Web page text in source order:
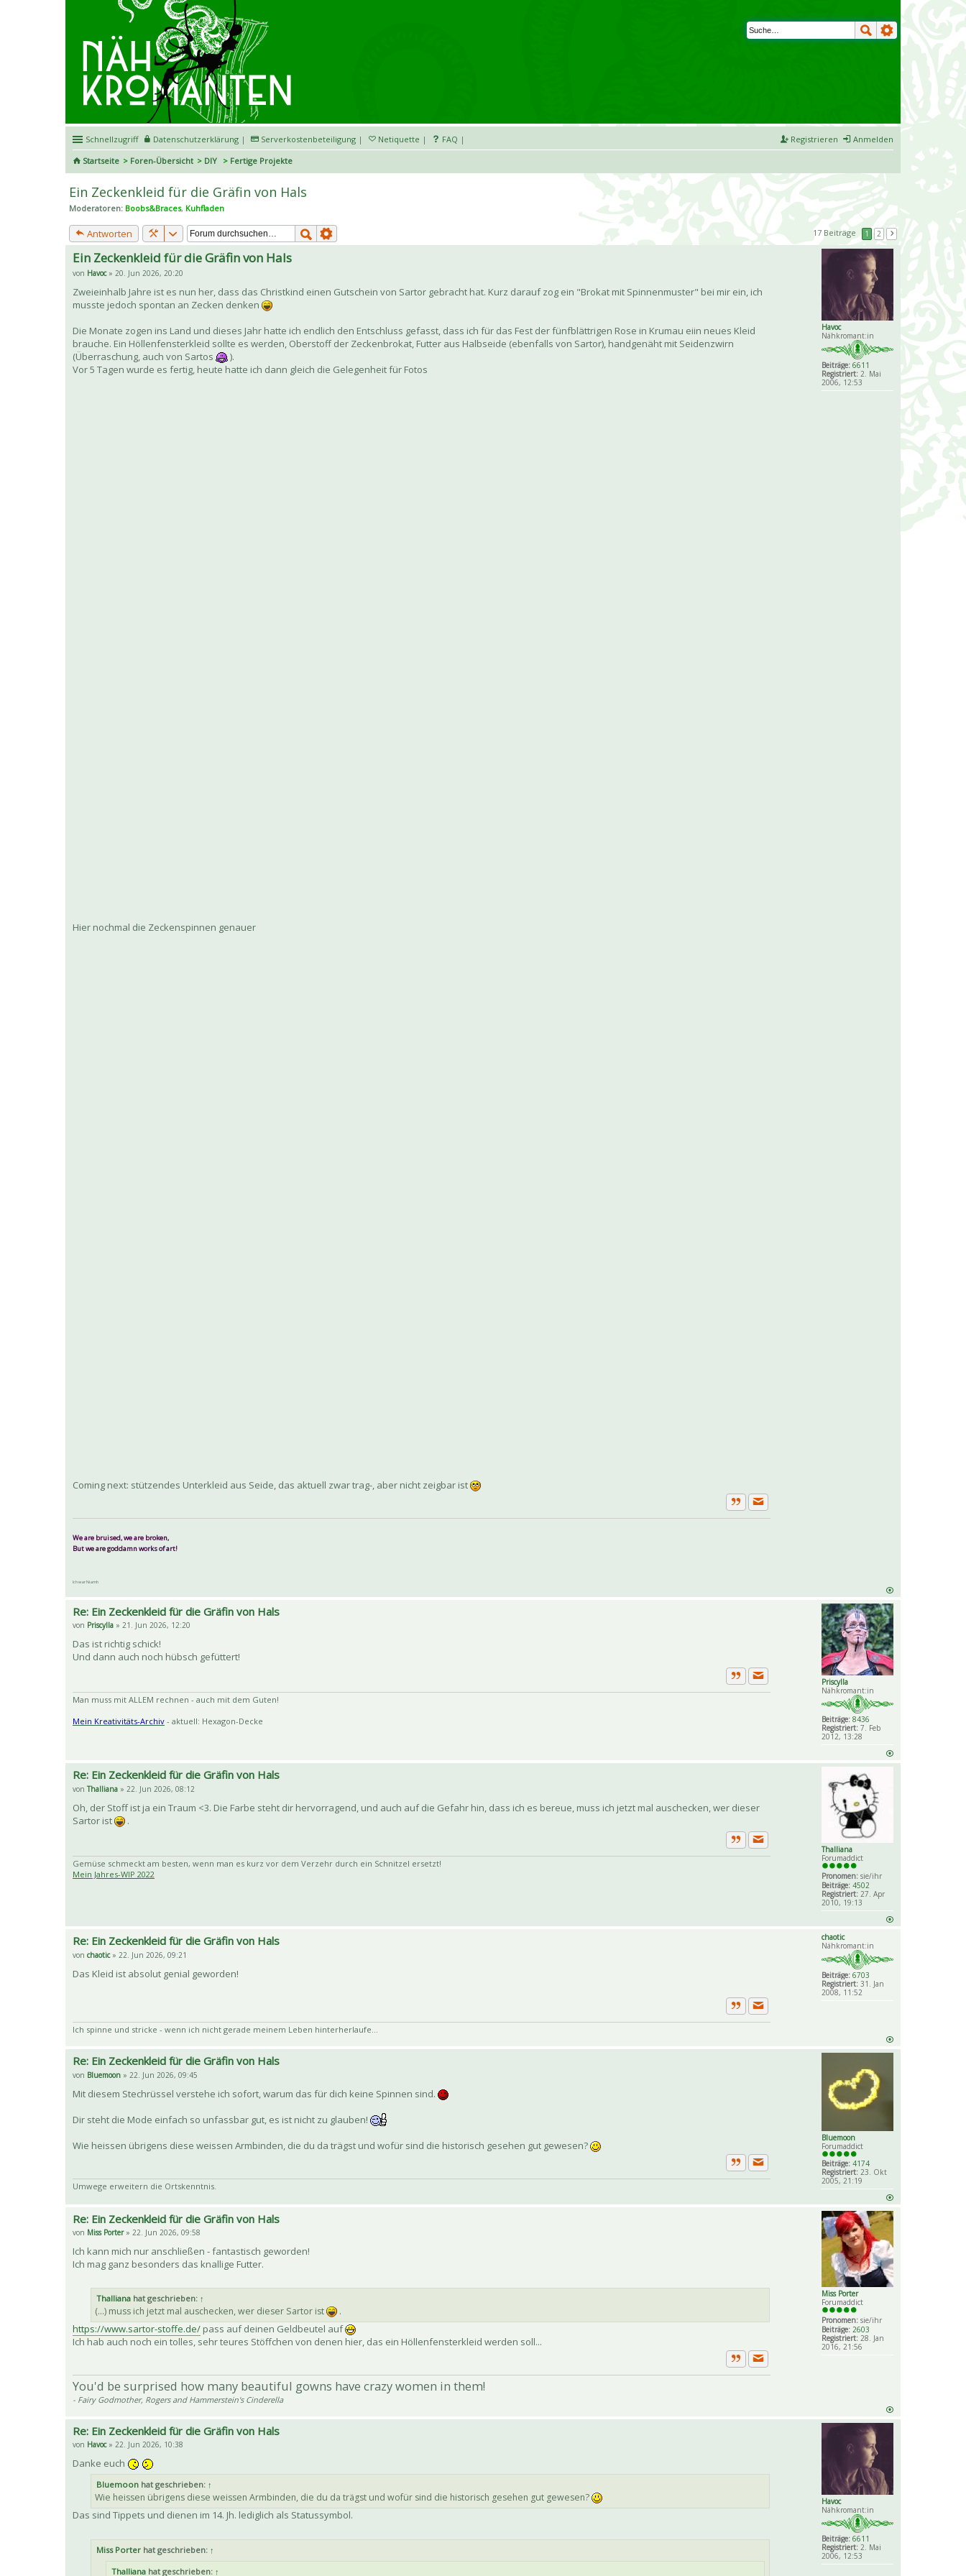
Schnellzugriff Datenschutzerklärung | Serverkostenbeteiligung | Netiquette | FAQ | Anmelden
Registrieren
Startseite
Foren-Übersicht DIY Fertige Projekte
Ein Zeckenkleid für die Gräfin von Hals
Moderatoren: Boobs&Braces, Kuhfladen
Antworten 17 Beiträge 1 2
Havoc
Nähkromant:in
Beiträge: 6611
Registriert: 2. Mai
2006, 12:53
Ein Zeckenkleid für die Gräfin von Hals
von Havoc» 20. Jun 2026, 20:20
Zweieinhalb Jahre ist es nun her, dass das Christkind einen Gutschein von Sartor gebracht hat. Kurz darauf zog ein "Brokat mit Spinnenmuster" bei mir ein, ich
musste jedoch spontan an Zecken denken
Die Monate zogen ins Land und dieses Jahr hatte ich endlich den Entschluss gefasst, dass ich für das Fest der fünfblättrigen Rose in Krumau eiin neues Kleid
brauche. Ein Höllenfensterkleid sollte es werden, Oberstoff der Zeckenbrokat, Futter aus Halbseide (ebenfalls von Sartor), handgenäht mit Seidenzwirn
(Überraschung, auch von Sartos
).
Vor 5 Tagen wurde es fertig, heute hatte ich dann gleich die Gelegenheit für Fotos
Hier nochmal die Zeckenspinnen genauer
Coming next: stützendes Unterkleid aus Seide, das aktuell zwar trag-, aber nicht zeigbar ist
ZitatPrivate Nachricht senden
We are bruised, we are broken,
But we are goddamn works of art!
Ich war Niamh
Priscylla
Nähkromant:in
Beiträge: 8436
Registriert: 7. Feb
2012, 13:28
Re: Ein Zeckenkleid für die Gräfin von Hals
von Priscylla » 21. Jun 2026, 12:20
Das ist richtig schick!
Und dann auch noch hübsch gefüttert!
ZitatPrivate Nachricht senden
Man muss mit ALLEM rechnen - auch mit dem Guten!
Mein Kreativitäts-Archiv - aktuell: Hexagon-Decke
Thalliana
Forumaddict
Pronomen: sie/ihr
Beiträge: 4502
Registriert: 27. Apr
2010, 19:13
Re: Ein Zeckenkleid für die Gräfin von Hals
von Thalliana » 22. Jun 2026, 08:12
Oh, der Stoff ist ja ein Traum <3. Die Farbe steht dir hervorragend, und auch auf die Gefahr hin, dass ich es bereue, muss ich jetzt mal auschecken, wer dieser
Sartor ist
.
ZitatPrivate Nachricht senden
Gemüse schmeckt am besten, wenn man es kurz vor dem Verzehr durch ein Schnitzel ersetzt!
Mein Jahres-WIP 2022
chaotic
Nähkromant:in
Beiträge: 6703
Registriert: 31. Jan
2008, 11:52
Re: Ein Zeckenkleid für die Gräfin von Hals
von chaotic» 22. Jun 2026, 09:21
Das Kleid ist absolut genial geworden!
ZitatPrivate Nachricht senden
Ich spinne und stricke - wenn ich nicht gerade meinem Leben hinterherlaufe...
Bluemoon
Forumaddict
Beiträge: 4174
Registriert: 23. Okt
2005, 21:19
Re: Ein Zeckenkleid für die Gräfin von Hals
von Bluemoon » 22. Jun 2026, 09:45
Mit diesem Stechrüssel verstehe ich sofort, warum das für dich keine Spinnen sind.
Dir steht die Mode einfach so unfassbar gut, es ist nicht zu glauben!
Wie heissen übrigens diese weissen Armbinden, die du da trägst und wofür sind die historisch gesehen gut gewesen?
ZitatPrivate Nachricht senden
Umwege erweitern die Ortskenntnis.
Miss Porter
Forumaddict
Pronomen: sie/ihr
Beiträge: 2603
Registriert: 28. Jan
2016, 21:56
Re: Ein Zeckenkleid für die Gräfin von Hals
von Miss Porter» 22. Jun 2026, 09:58
Ich kann mich nur anschließen - fantastisch geworden!
Ich mag ganz besonders das knallige Futter.
Thalliana hat geschrieben: ↑
(...) muss ich jetzt mal auschecken, wer dieser Sartor ist .
https://www.sartor-stoffe.de/ pass auf deinen Geldbeutel auf
Ich hab auch noch ein tolles, sehr teures Stöffchen von denen hier, das ein Höllenfensterkleid werden soll...
ZitatPrivate Nachricht senden
You'd be surprised how many beautiful gowns have crazy women in them!
- Fairy Godmother, Rogers and Hammerstein's Cinderella
Havoc
Nähkromant:in
Beiträge: 6611
Registriert: 2. Mai
2006, 12:53
Re: Ein Zeckenkleid für die Gräfin von Hals
von Havoc» 22. Jun 2026, 10:38
Danke euch
Bluemoon hat geschrieben: ↑
Wie heissen übrigens diese weissen Armbinden, die du da trägst und wofür sind die historisch gesehen gut gewesen?
Das sind Tippets und dienen im 14. Jh. lediglich als Statussymbol.
Miss Porter hat geschrieben: ↑
Thalliana hat geschrieben: ↑